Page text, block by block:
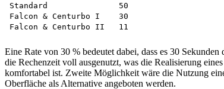
Standard               50
Falcon & Centurbo I    30
Eine Rate von 30 % bedeutet dabei, dass es 30
die Rechenzeit voll ausgenutzt, was die Realisierung
komfortabel ist. Zweite Möglichkeit wäre die Nutzung
Oberfläche als Alternative angeboten werden.